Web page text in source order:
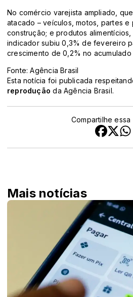
No comércio varejista ampliado,
atacado – veículos, motos, partes e
construção; e produtos
indicador subiu 0,3% de fevereiro
crescimento de 0,2% no acumulado
Fonte: Agência Brasil
Esta notícia foi publicada
reprodução da Agência Brasil.
Compartilhe essa
Mais notícias